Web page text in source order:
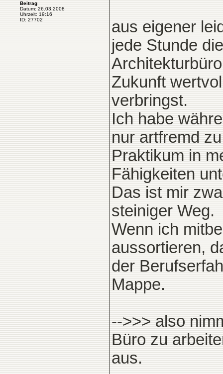
Beitrag
Datum: 26.03.2008
Uhrzeit: 19:16
ID: 27702
aus eigener
jede Stunde
Zukunft
verbringst.
Ich habe
nur artfremd
Praktikum in
Fähigkeiten
Das ist mir
steiniger Weg.
Wenn ich
aussortieren,
der
Mappe.
-->>> also
Büro zu
aus.